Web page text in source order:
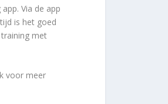
Via de app
is het goed
met
voor meer